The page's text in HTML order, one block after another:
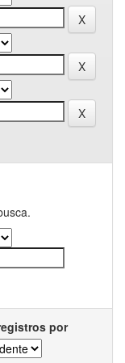
por